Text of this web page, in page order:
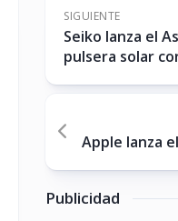
Destacados
Downloads
No-
SIGUIENTE
Seiko lanza el
pulsera solar
Apple lanza
Publicidad